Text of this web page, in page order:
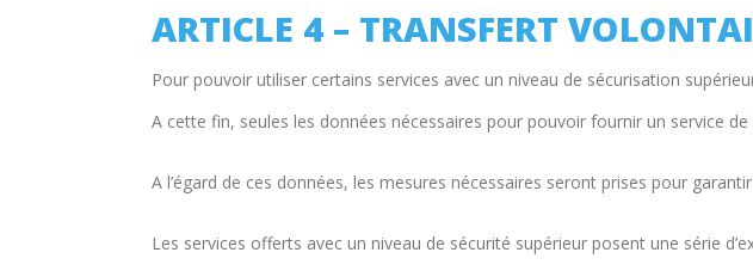
ARTICLE 4 – TRANSFERT
Pour pouvoir utiliser certains services avec un niveau de sécurisation
A cette fin, seules les données nécessaires pour pouvoir fournir un service
A l’égard de ces données, les mesures nécessaires seront prises pour
Les services offerts avec un niveau de sécurité supérieur posent une série